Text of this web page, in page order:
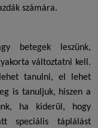
számára.
betegek leszünk,
változtatni kell.
tanulni, el lehet
is tanuljuk, hiszen a
ha kiderül, hogy
speciális táplálást